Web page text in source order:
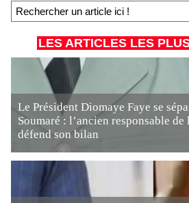
LES ARTICLES LES
Le Président Diomaye Faye se
Soumaré : l’ancien responsable
défend son bilan